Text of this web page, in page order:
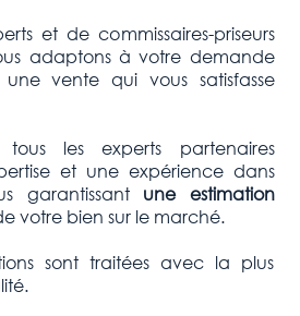
et de commissaires-priseurs
adaptons à votre demande
vente qui vous satisfasse
les experts partenaires
et une expérience dans
garantissantune estimation
votre bien sur le marché.
sont traitées avec la plus